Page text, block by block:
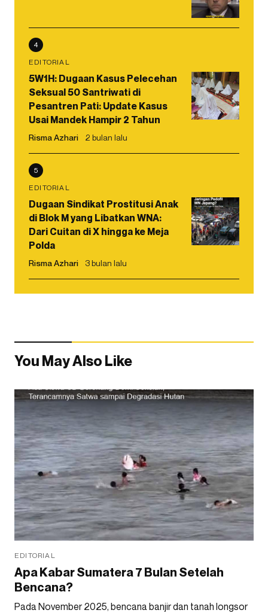
4
EDITORIAL
5W1H: Dugaan Kasus Pelecehan
Seksual 50 Santriwati di
Pesantren Pati: Update Kasus
Usai Mandek Hampir 2 Tahun
Risma Azhari 2 bulan lalu
5
EDITORIAL
Dugaan Sindikat Prostitusi Anak
di Blok M yang Libatkan WNA:
Dari Cuitan di X hingga ke Meja
Polda
Risma Azhari 3 bulan lalu
You May Also Like
EDITORIAL
Apa Kabar Sumatera 7 Bulan Setelah
Bencana?
Pada November 2025, bencana banjir dan tanah longsor